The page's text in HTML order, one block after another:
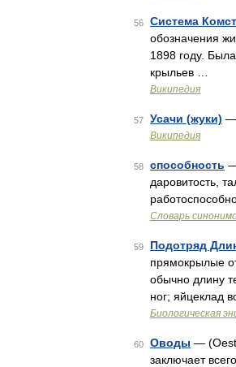
56 Система
обозначения
1898 году.
крыльев …
Википедия
57 Усачи (жуки) —
Википедия
58 способность
даровитость,
Словарь
59 Подотряд
прямокрылые
обычно длину
ног; яйцеклад
Биологическая
60 Оводы —
заключает